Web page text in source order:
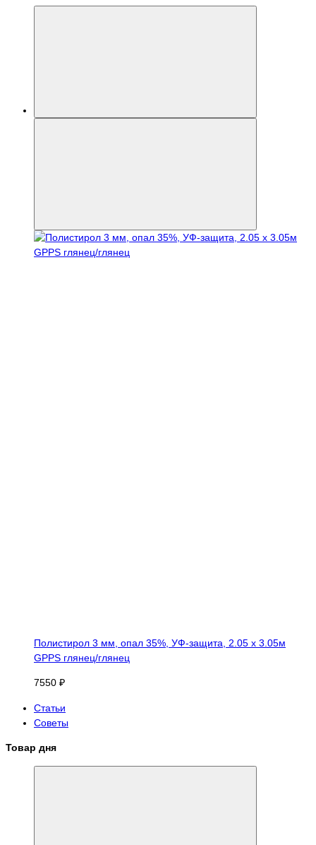
Полистирол 3 мм, опал 35%, УФ-защита, 2.05 х 3.05м
GPPS глянец/глянец
7550 ₽
Статьи
Советы
Товар дня